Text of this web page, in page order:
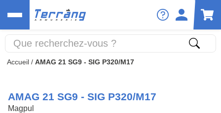
Accueil / AMAG 21 SG9 - SIG P320/M17
AMAG 21 SG9 - SIG P320/M17
Magpul